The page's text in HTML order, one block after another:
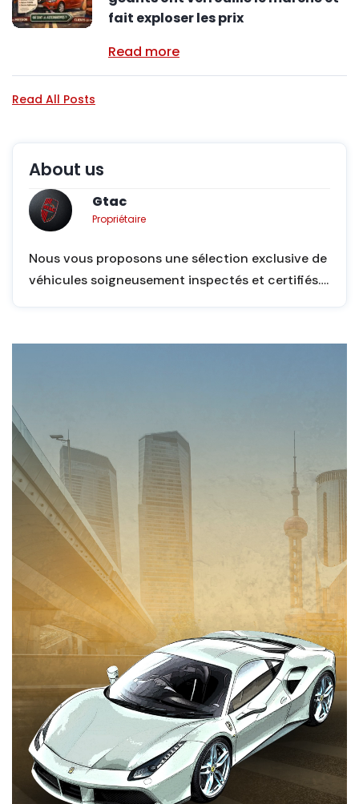
fait exploser les prix
Read more
Read All Posts
About us
Gtac
Propriétaire
Nous vous proposons une sélection exclusive de
véhicules soigneusement inspectés et certifiés….